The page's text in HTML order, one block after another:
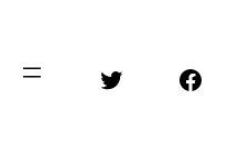
Twitter